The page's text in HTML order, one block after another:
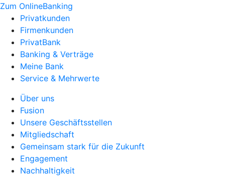
Zum OnlineBanking
Privatkunden
Firmenkunden
PrivatBank
Banking & Verträge
Meine Bank
Service & Mehrwerte
Über uns
Fusion
Unsere Geschäftsstellen
Mitgliedschaft
Gemeinsam stark für die Zukunft
Engagement
Nachhaltigkeit